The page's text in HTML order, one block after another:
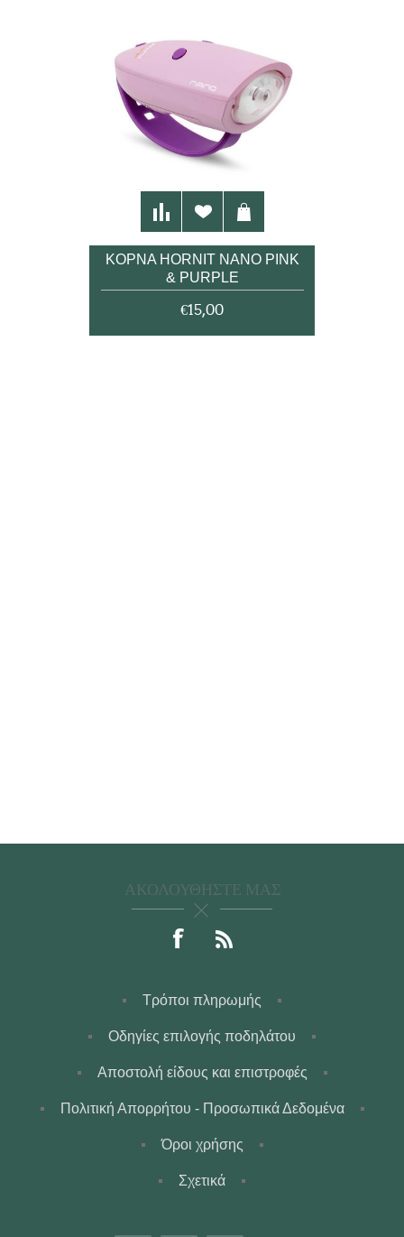
ΚΟΡΝΑ HORNIT NANO PINK
& PURPLE
€15,00
ΑΚΟΛΟΥΘΉΣΤΕ ΜΑΣ
Τρόποι πληρωμής
Οδηγίες επιλογής ποδηλάτου
Αποστολή είδους και επιστροφές
Πολιτική Απορρήτου - Προσωπικά Δεδομένα
Όροι χρήσης
Σχετικά